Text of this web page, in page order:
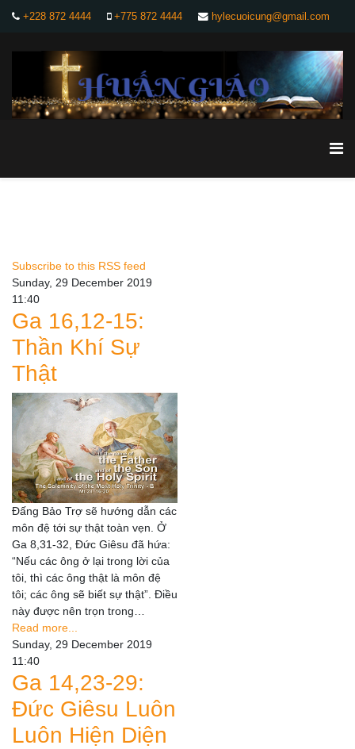
+228 872 4444 +775 872 4444 hylecuoicung@gmail.com
Subscribe to this RSS feed
Sunday, 29 December 2019
11:40
Ga 16,12-15:
Thần Khí Sự
Thật
Đấng Bảo Trợ sẽ hướng dẫn các
môn đệ tới sự thật toàn vẹn. Ở
Ga 8,31-32, Đức Giêsu đã hứa:
“Nếu các ông ở lại trong lời của
tôi, thì các ông thật là môn đệ
tôi; các ông sẽ biết sự thật”. Điều
này được nên trọn trong…
Read more...
Sunday, 29 December 2019
11:40
Ga 14,23-29:
Đức Giêsu Luôn
Luôn Hiện Diện